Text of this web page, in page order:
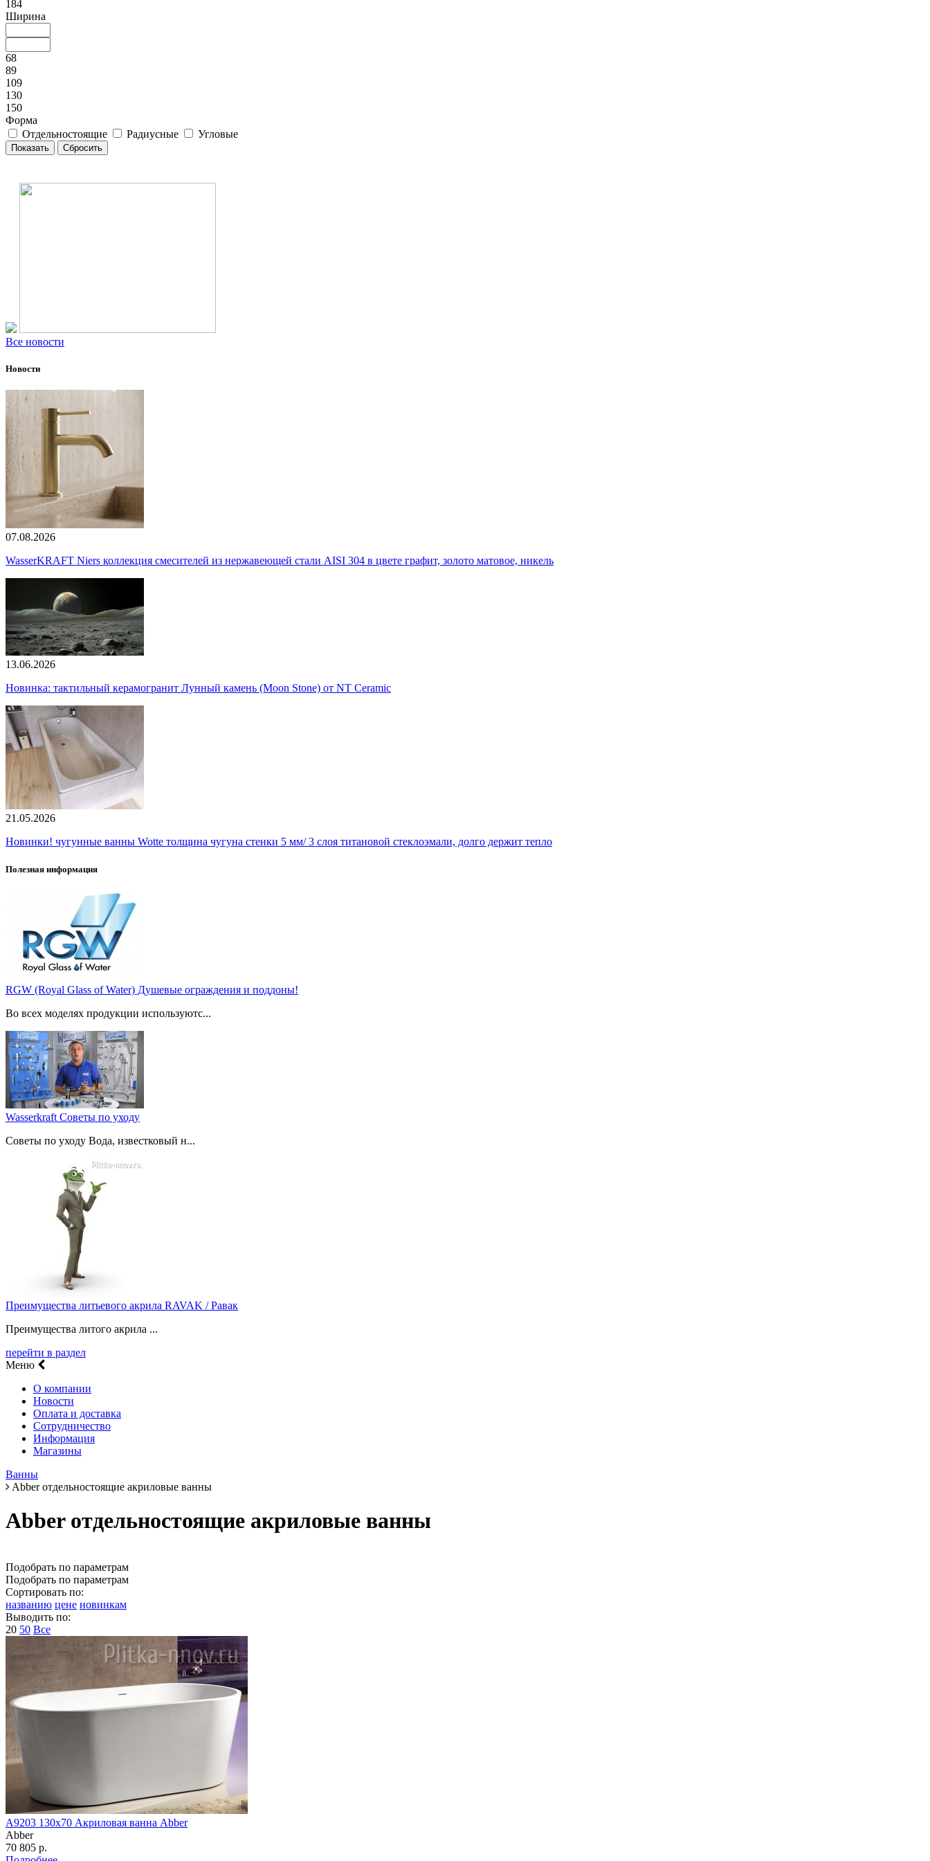
184
Ширина
68
89
109
130
150
Форма
Отдельностоящие
Радиусные Угловые
Все новости
Новости
07.08.2026
WasserKRAFT Niers коллекция смесителей из нержавеющей стали AISI 304 в цвете графит, золото матовое, никель
13.06.2026
Новинка: тактильный керамогранит Лунный камень (Moon Stone) от NT Ceramic
21.05.2026
Новинки! чугунные ванны Wotte толщина чугуна стенки 5 мм/ 3 слоя титановой стеклоэмали, долго держит тепло
Полезная информация
RGW (Royal Glass of Water) Душевые ограждения и поддоны!
Во всех моделях продукции используютс...
Wasserkraft Советы по уходу
Советы по уходу Вода, известковый н...
Преимущества литьевого акрила RAVAK / Равак
Преимущества литого акрила ...
перейти в раздел
Меню
О компании
Новости
Оплата и доставка
Сотрудничество
Информация
Магазины
Ванны
Abber отдельностоящие акриловые ванны
Abber отдельностоящие акриловые ванны
Подобрать по параметрам
Подобрать по параметрам
Сортировать по:
названию цене новинкам
Выводить по:
20 50 Все
A9203 130х70 Акриловая ванна Abber
Abber
70 805 р.